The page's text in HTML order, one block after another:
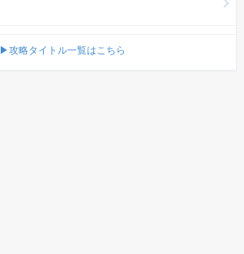
▶攻略タイトル一覧はこちら